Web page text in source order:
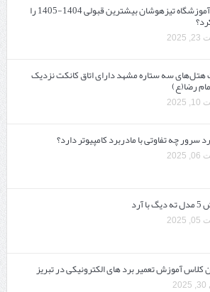
کدام آموزشگاه تیزهوشان بیشترین قبولی 1404-1405 را
سه ستاره مشهد دارای اتاق کانکت نزدیک
رضا(ع)
سرور چه تفاوتی با مادربرد کامپیوتر دارد؟
آرد
کلاس آموزش تعمیر برد های الکترونیکی در تبریز